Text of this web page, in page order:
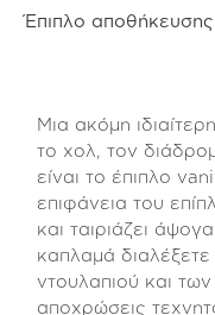
Έπιπλο αποθήκευσης
Μια ακόμη
το χολ, τον
είναι το έπιπλο
επιφάνεια του
και ταιριάζει
καπλαμά διαλέξετε
ντουλαπιού και
αποχρώσεις